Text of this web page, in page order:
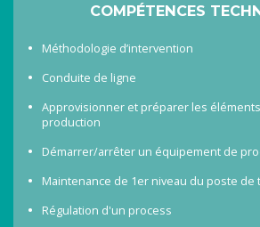
COMPÉTENCES
Méthodologie d’intervention
Conduite de ligne
Approvisionner et préparer les
production
Démarrer/arrêter un équipement de
Maintenance de 1er niveau du poste de
Régulation d'un process